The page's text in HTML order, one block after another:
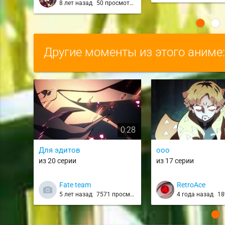
8 лет назад 50 просмотров
Ougon no Kaze /
Другие моменты из этого аниме:
0:28
Для эдитов
из 20 серии
Fate team
5 лет назад 7571 просмотр
ooo
из 17 серии
RetroAce
4 года назад